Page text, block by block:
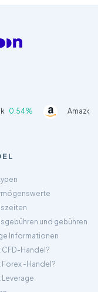
0.54%
und gebühren
Informationen
CFD-Handel?
Forex -Handel?
Leverage